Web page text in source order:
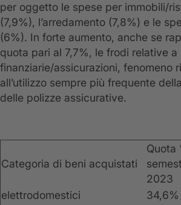
per oggetto le spese per immobili/
(7,9%), l’arredamento (7,8%) e le
(6%). In forte aumento, anche se
quota pari al 7,7%, le frodi relative a
finanziarie/assicurazioni, fenomeno
all’utilizzo sempre più frequente
delle polizze assicurative.
Categoria di beni acquistati
Quota
2023
elettrodomestici
34,6%